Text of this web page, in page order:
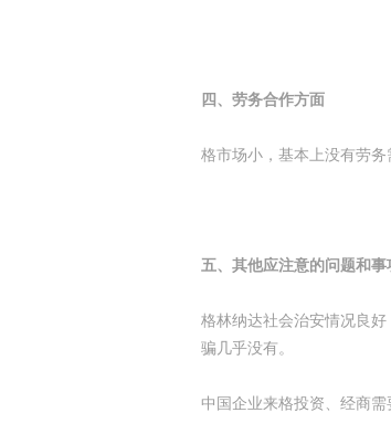
四、劳务合作方面
格市场小，基本上没有劳
五、其他应注意的问题和事
格林纳达社会治安情况良
骗几乎没有。
中国企业来格投资、经商